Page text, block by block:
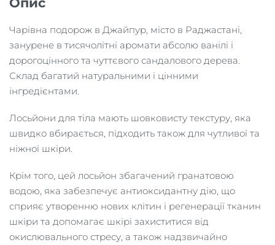
Чарівна подорож в Джайпур, місто в Раджастані,
занурене в тисячолітні аромати абсолю ванілі і
дорогоцінного та чуттєвого сандалового дерева.
Склад багатий натуральними і цінними
інгредієнтами.
Лосьйони для тіла мають шовковисту текстуру, яка
швидко вбирається, підходить також для чутливої ​​та
ніжної шкіри.
Крім того, цей лосьйон збагачений гранатовою
водою, яка забезпечує антиоксидантну дію, що
сприяє утворенню нових клітин і регенерації тканин
шкіри та допомагає шкірі захиститися від
окислювального стресу, а також надзвичайно